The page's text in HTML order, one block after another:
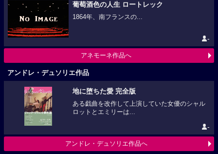
葡萄酒色の人生 ロートレック
1864年、南フランスの...
-
アネモーネ作品へ
アンドレ・デュソリエ作品
地に堕ちた愛 完全版
ある戯曲を改作して上演していた女優のシャル
ロットとエミリーは...
-
アンドレ・デュソリエ作品へ